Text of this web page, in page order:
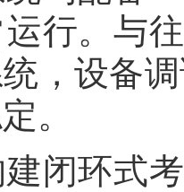
行。与
，设备
。
环式考